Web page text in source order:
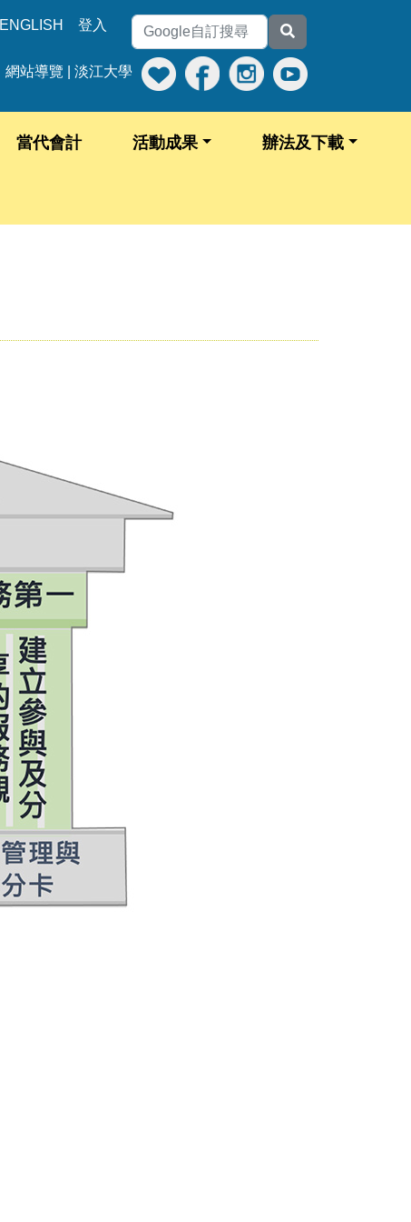
ENGLISH 登入
網站導覽 淡江大學
當代會計 活動成果 辦法及下載